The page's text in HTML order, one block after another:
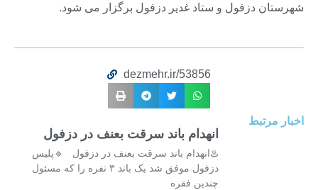
شهرستان دزفول و ستاد غدیر دزفول برگزار می شود.
dezmehr.ir/53856
اخبار مرتبط
انهدام باند سرقت بعنف در دزفول
♨️انهدام باند سرقت بعنف در دزفول 🔹پلیس
دزفول موفق شد یک باند ۳ نفره را که مسئول
چندین فقره